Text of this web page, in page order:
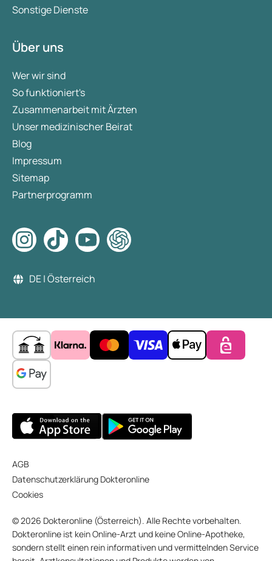
Sonstige Dienste
Über uns
Wer wir sind
So funktioniert's
Zusammenarbeit mit Ärzten
Unser medizinischer Beirat
Blog
Impressum
Sitemap
Partnerprogramm
DE | Österreich
AGB
Datenschutzerklärung Dokteronline
Cookies
© 2026 Dokteronline (Österreich). Alle Rechte vorbehalten.
Dokteronline ist kein Online-Arzt und keine Online-Apotheke,
sondern stellt einen rein informativen und vermittelnden Service